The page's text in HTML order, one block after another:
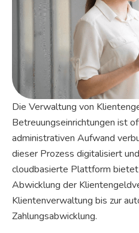
Die Verwaltung von
Betreuungseinrichtungen ist
administrativen Aufwand
dieser Prozess digitalisiert
cloudbasierte Plattform
Abwicklung der
Klientenverwaltung bis zur
Zahlungsabwicklung.